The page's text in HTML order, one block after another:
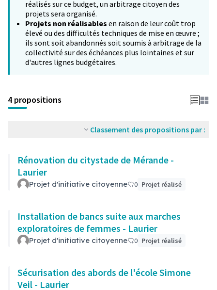
réalisés sur ce budget, un arbitrage citoyen des
projets sera organisé.
Projets non réalisables en raison de leur coût trop
élevé ou des difficultés techniques de mise en œuvre ;
ils sont soit abandonnés soit soumis à arbitrage de la
collectivité sur des échéances plus lointaines et sur
d'autres lignes budgétaires.
4 propositions
Classement des propositions par :
Rénovation du citystade de Mérande -
Laurier
Projet d'initiative citoyenne 0 Projet réalisé
Installation de bancs suite aux marches
exploratoires de femmes - Laurier
Projet d'initiative citoyenne 0 Projet réalisé
Sécurisation des abords de l'école Simone
Veil - Laurier